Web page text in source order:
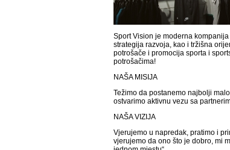
Sport Vision je moderna
strategija razvoja, kao i tržišna
potrošače i promocija sporta i
potrošačima!
NAŠA MISIJA
Težimo da postanemo najbolji
ostvarimo aktivnu vezu sa
NAŠA VIZIJA
Vjerujemo u napredak, pratimo i
vjerujemo da ono što je dobro, mi